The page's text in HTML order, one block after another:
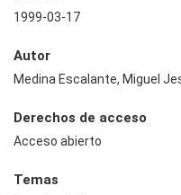
1999-03-17
Autor
Medina Escalante, Miguel
Derechos de acceso
Acceso abierto
Temas